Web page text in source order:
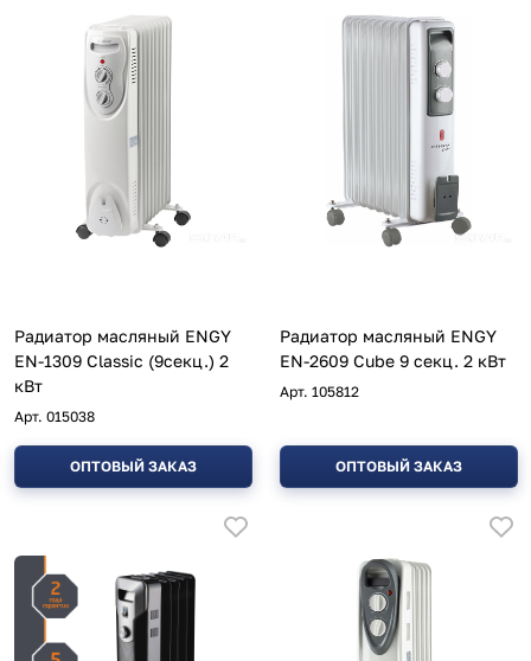
Радиатор масляный ENGY
EN-1309 Classic (9секц.) 2
кВт
Арт. 015038
ОПТОВЫЙ ЗАКАЗ
Радиатор масляный ENGY
EN-2609 Cube 9 секц. 2 кВт
Арт. 105812
ОПТОВЫЙ ЗАКАЗ